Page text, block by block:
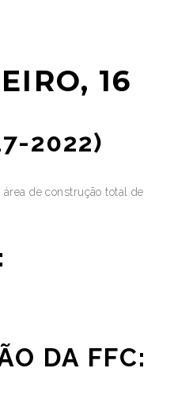
16
2022)
de construção total de
DA FFC: